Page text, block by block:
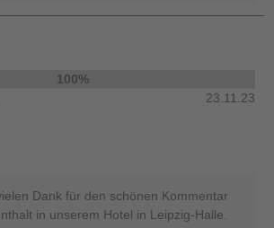
100%
23.11.23
Dank für den schönen Kommentar
in unserem Hotel in Leipzig-Halle.